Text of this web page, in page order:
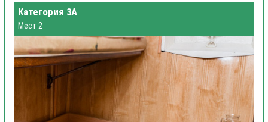
Категория 3А
Мест 2